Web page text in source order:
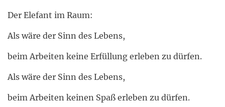
Der Elefant im Raum:
Als wäre der Sinn des Lebens,
beim Arbeiten keine Erfüllung erleben zu dürfen.
Als wäre der Sinn des Lebens,
beim Arbeiten keinen Spaß erleben zu dürfen.